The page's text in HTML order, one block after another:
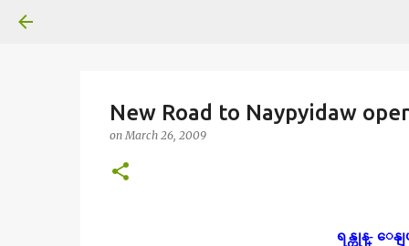
New Road to Naypyidaw
onMarch 26, 2009
ရန္ကုန္- ေန